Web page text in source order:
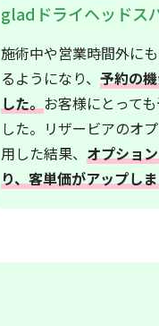
gladドライヘッドス
施術中や営業時間外に
るようになり、 予約の
した。 お客様にとって
した。リザービアのオ
用した結果、 オプショ
り、客単価がアップしま